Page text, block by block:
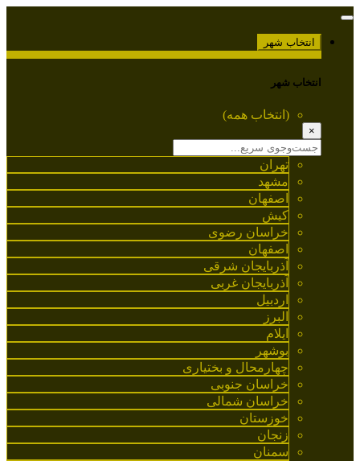
انتخاب شهر
انتخاب شهر
(انتخاب همه)
×
تهران
مشهد
اصفهان
کیش
خراسان رضوی
اصفهان
آذربایجان شرقی
آذربایجان غربی
اردبیل
البرز
ایلام
بوشهر
چهارمحال و بختیاری
خراسان جنوبی
خراسان شمالی
خوزستان
زنجان
سمنان